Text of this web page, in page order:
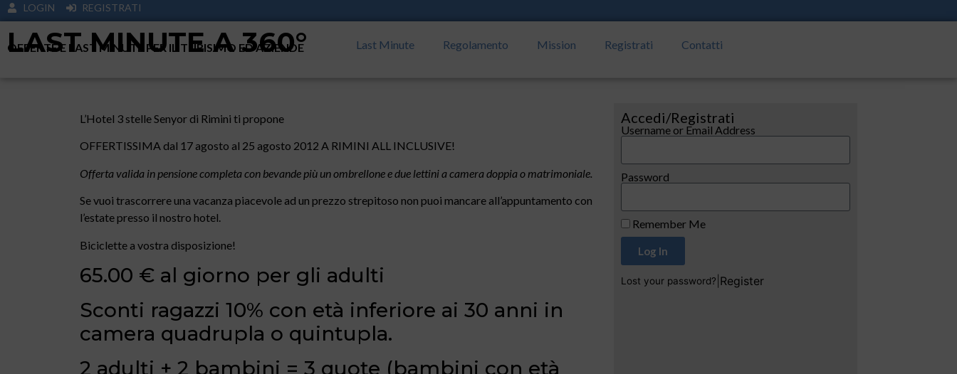
LOGIN REGISTRATI
LAST MINUTE A 360°
OFFERTE E LAST MINUTE PER IL TURISIMO ED AZIENDE Last Minute Regolamento Mission Registrati Contatti
L’Hotel 3 stelle Senyor di Rimini ti propone
OFFERTISSIMA dal 17 agosto al 25 agosto 2012 A RIMINI ALL INCLUSIVE!
Offerta valida in pensione completa con bevande più un ombrellone e due lettini a camera doppia o matrimoniale.
Se vuoi trascorrere una vacanza piacevole ad un prezzo strepitoso non puoi mancare all’appuntamento con
l’estate presso il nostro hotel.
Biciclette a vostra disposizione!
65.00 € al giorno per gli adulti
Sconti ragazzi 10% con età inferiore ai 30 anni in
camera quadrupla o quintupla.
2 adulti + 2 bambini = 3 quote (bambini con età
Accedi/Registrati
Username or Email Address
Password
Remember Me
Log In
Lost your password? Register